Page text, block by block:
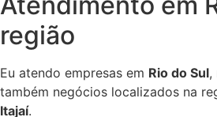
região
Eu atendo empresas em Rio do Sul,
também negócios localizados na
Itajaí.